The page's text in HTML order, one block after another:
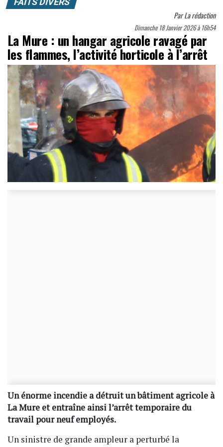
FAITS DIVERS
ParLa rédaction
Dimanche 18 Janvier 2026 à 16h54
La Mure : un hangar agricole ravagé par
les flammes, l’activité horticole à l’arrêt
Un énorme incendie a détruit un bâtiment agricole à
La Mure et entraîne ainsi l’arrêt temporaire du
travail pour neuf employés.
Un sinistre de grande ampleur a perturbé la